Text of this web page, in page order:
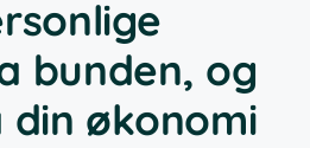
bunden, og
økonomi